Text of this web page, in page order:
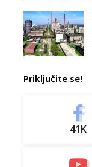
Priključite se!
41K